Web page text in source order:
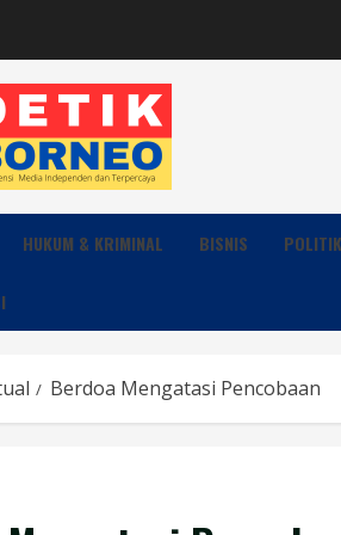
HUKUM & KRIMINAL BISNIS POLITIK
Berdoa Mengatasi Pencobaan